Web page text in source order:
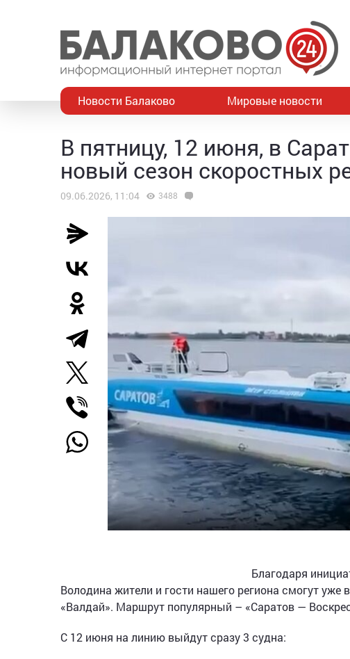
Новости Балаково Мировые новости
В пятницу, 12 июня, в
новый сезон скоростных
09.06.2026, 11:04 3488
Благодаря
Володина жители и гости нашего региона смогут
«Валдай». Маршрут популярный – «Саратов —
С 12 июня на линию выйдут сразу 3 судна: